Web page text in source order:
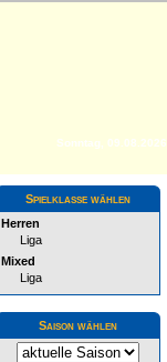
Sonntag, 09.08.2026
Spielklasse wählen
Herren
Liga
Mixed
Liga
Saison wählen